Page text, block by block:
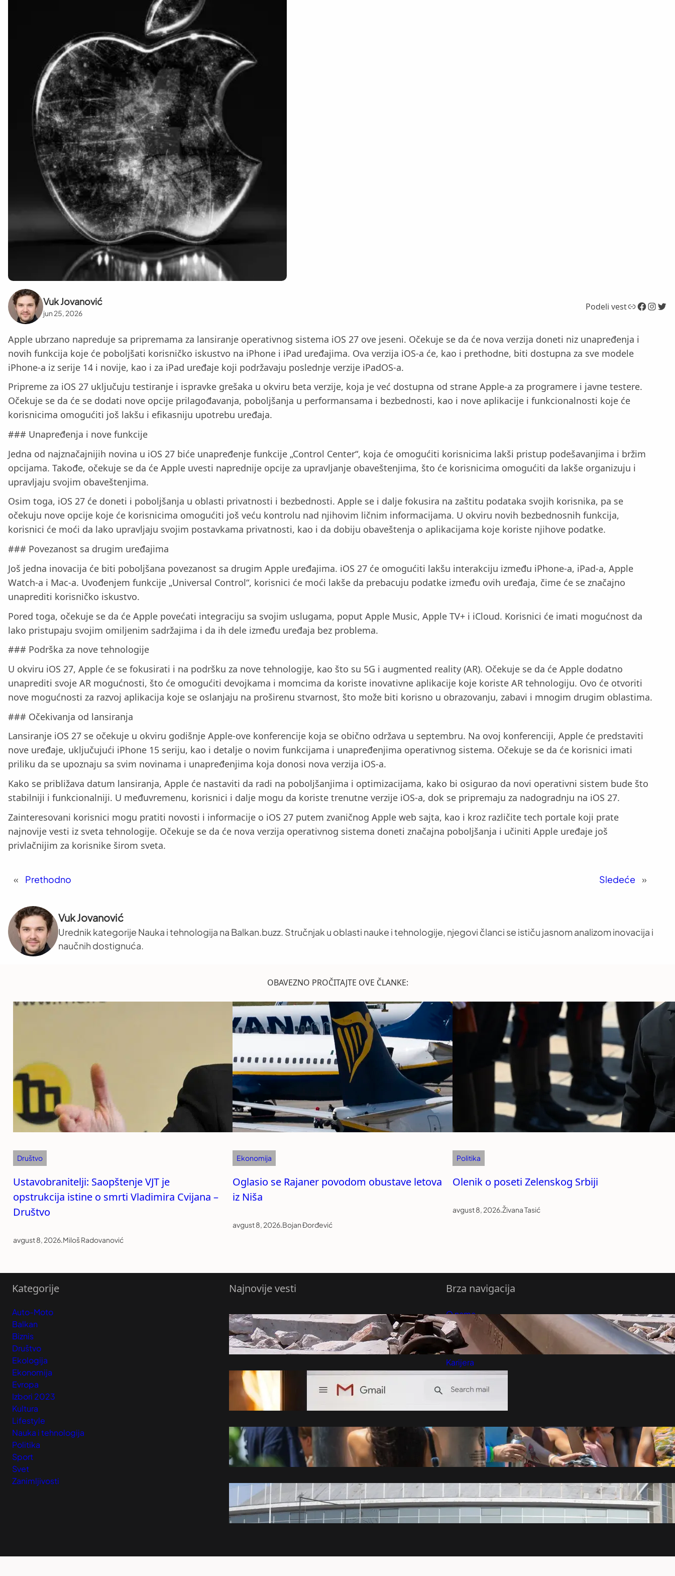
Vuk Jovanović
jun 25, 2026
Podeli vestLink Facebook InstagramTwitter
Apple ubrzano napreduje sa pripremama za lansiranje operativnog sistema iOS 27 ove jeseni. Očekuje se da će nova verzija doneti niz unapređenja i
novih funkcija koje će poboljšati korisničko iskustvo na iPhone i iPad uređajima. Ova verzija iOS-a će, kao i prethodne, biti dostupna za sve modele
iPhone-a iz serije 14 i novije, kao i za iPad uređaje koji podržavaju poslednje verzije iPadOS-a.
Pripreme za iOS 27 uključuju testiranje i ispravke grešaka u okviru beta verzije, koja je već dostupna od strane Apple-a za programere i javne testere.
Očekuje se da će se dodati nove opcije prilagođavanja, poboljšanja u performansama i bezbednosti, kao i nove aplikacije i funkcionalnosti koje će
korisnicima omogućiti još lakšu i efikasniju upotrebu uređaja.
### Unapređenja i nove funkcije
Jedna od najznačajnijih novina u iOS 27 biće unapređenje funkcije „Control Center“, koja će omogućiti korisnicima lakši pristup podešavanjima i bržim
opcijama. Takođe, očekuje se da će Apple uvesti naprednije opcije za upravljanje obaveštenjima, što će korisnicima omogućiti da lakše organizuju i
upravljaju svojim obaveštenjima.
Osim toga, iOS 27 će doneti i poboljšanja u oblasti privatnosti i bezbednosti. Apple se i dalje fokusira na zaštitu podataka svojih korisnika, pa se
očekuju nove opcije koje će korisnicima omogućiti još veću kontrolu nad njihovim ličnim informacijama. U okviru novih bezbednosnih funkcija,
korisnici će moći da lako upravljaju svojim postavkama privatnosti, kao i da dobiju obaveštenja o aplikacijama koje koriste njihove podatke.
### Povezanost sa drugim uređajima
Još jedna inovacija će biti poboljšana povezanost sa drugim Apple uređajima. iOS 27 će omogućiti lakšu interakciju između iPhone-a, iPad-a, Apple
Watch-a i Mac-a. Uvođenjem funkcije „Universal Control“, korisnici će moći lakše da prebacuju podatke između ovih uređaja, čime će se značajno
unaprediti korisničko iskustvo.
Pored toga, očekuje se da će Apple povećati integraciju sa svojim uslugama, poput Apple Music, Apple TV+ i iCloud. Korisnici će imati mogućnost da
lako pristupaju svojim omiljenim sadržajima i da ih dele između uređaja bez problema.
### Podrška za nove tehnologije
U okviru iOS 27, Apple će se fokusirati i na podršku za nove tehnologije, kao što su 5G i augmented reality (AR). Očekuje se da će Apple dodatno
unaprediti svoje AR mogućnosti, što će omogućiti devojkama i momcima da koriste inovativne aplikacije koje koriste AR tehnologiju. Ovo će otvoriti
nove mogućnosti za razvoj aplikacija koje se oslanjaju na proširenu stvarnost, što može biti korisno u obrazovanju, zabavi i mnogim drugim oblastima.
### Očekivanja od lansiranja
Lansiranje iOS 27 se očekuje u okviru godišnje Apple-ove konferencije koja se obično održava u septembru. Na ovoj konferenciji, Apple će predstaviti
nove uređaje, uključujući iPhone 15 seriju, kao i detalje o novim funkcijama i unapređenjima operativnog sistema. Očekuje se da će korisnici imati
priliku da se upoznaju sa svim novinama i unapređenjima koja donosi nova verzija iOS-a.
Kako se približava datum lansiranja, Apple će nastaviti da radi na poboljšanjima i optimizacijama, kako bi osigurao da novi operativni sistem bude što
stabilniji i funkcionalniji. U međuvremenu, korisnici i dalje mogu da koriste trenutne verzije iOS-a, dok se pripremaju za nadogradnju na iOS 27.
Zainteresovani korisnici mogu pratiti novosti i informacije o iOS 27 putem zvaničnog Apple web sajta, kao i kroz različite tech portale koji prate
najnovije vesti iz sveta tehnologije. Očekuje se da će nova verzija operativnog sistema doneti značajna poboljšanja i učiniti Apple uređaje još
privlačnijim za korisnike širom sveta.
« Prethodno Sledeće »
Vuk Jovanović
Urednik kategorije Nauka i tehnologija na Balkan.buzz. Stručnjak u oblasti nauke i tehnologije, njegovi članci se ističu jasnom analizom inovacija i
naučnih dostignuća.
OBAVEZNO PROČITAJTE OVE ČLANKE:
Društvo
Ustavobranitelji: Saopštenje VJT je
opstrukcija istine o smrti Vladimira Cvijana –
Društvo
avgust 8, 2026.Miloš Radovanović
Ekonomija
Oglasio se Rajaner povodom obustave letova
iz Niša
avgust 8, 2026.Bojan Đorđević
Politika
Olenik o poseti Zelenskog Srbiji
avgust 8, 2026.Živana Tasić
Kategorije
Auto-Moto
Balkan
Biznis
Društvo
Ekologija
Ekonomija
Evropa
Izbori 2023
Kultura
Lifestyle
Nauka i tehnologija
Politika
Sport
Svet
Zanimljivosti
Najnovije vesti
Sudar vozova u Hrvatskoj, nikom od
povređenih nije ugrožen život – Region
avgust 8, 2026
Gmail uvodi velike promjene od 2027.
godine: Milioni korisnika moraće da se
prilagode
U Srbiji do 38 stepeni početkom sledeće
sedmice
avgust 8, 2026
Vlada Srbije osnovala novo preduzeće i
na njega prenela imovinu Beogradskog
sajma
avgust 8, 2026
Brza navigacija
O nama
Predloži Vest
Pretplatite se na vesti
Karijera
Marketing
Kontakt